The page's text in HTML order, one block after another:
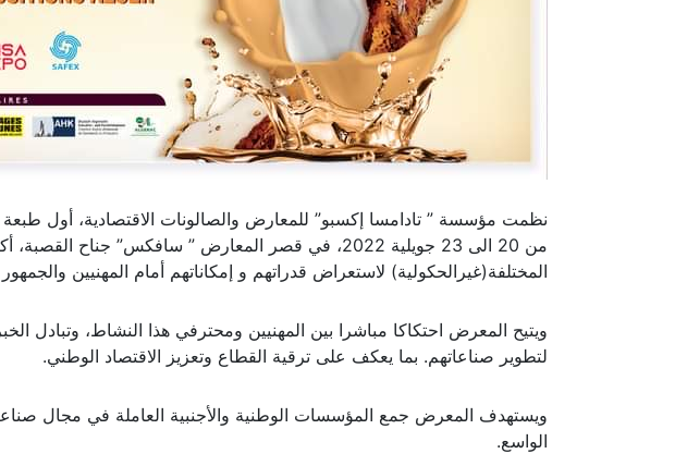
ويتيح المعرض احتكاكا مباشرا بين المهنيين ومحترفي هذا النشاط، وتبادل
ويستهدف المعرض جمع المؤسسات الوطنية والأجنبية العاملة في مجال صناعة